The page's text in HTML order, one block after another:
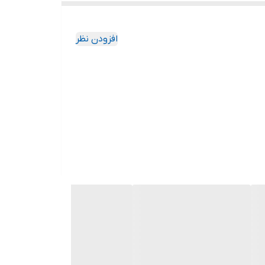
این سایت امکان مرجوع یا تعویض مدل ندارد
افزودن نظر